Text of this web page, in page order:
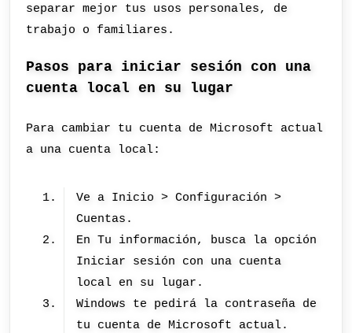
separar mejor tus usos personales, de
trabajo o familiares.
Pasos para iniciar sesión con una
cuenta local en su lugar
Para cambiar tu cuenta de Microsoft actual
a una cuenta local:
Ve a Inicio > Configuración >
Cuentas.
En Tu información, busca la opción
Iniciar sesión con una cuenta
local en su lugar.
Windows te pedirá la contraseña de
tu cuenta de Microsoft actual.